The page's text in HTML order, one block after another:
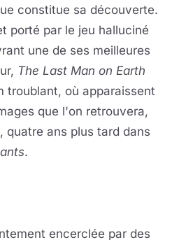
constitue sa découverte.
porté par le jeu halluciné
une de ses meilleures
The Last Man on Earth
troublant, où apparaissent
que l'on retrouvera,
quatre ans plus tard dans
.
encerclée par des